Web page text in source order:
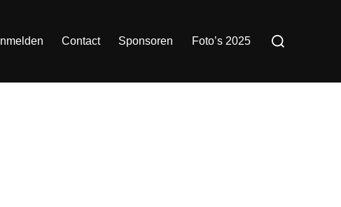
Contact Sponsoren Foto’s 2025
naar: